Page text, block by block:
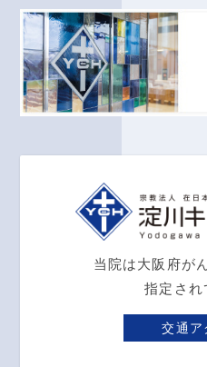
当院は大阪府が
指定され
交通ア